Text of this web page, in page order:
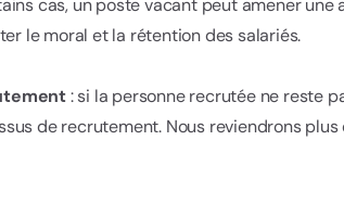
cas, un poste vacant peut amener
le moral et la rétention des salariés.
: si la personne recrutée ne reste
de recrutement. Nous reviendrons